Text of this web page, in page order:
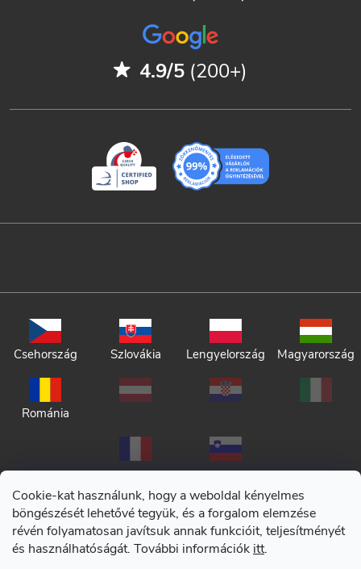
Cookie-kat használunk, hogy a weboldal kényelmes
böngészését lehetővé tegyük, és a forgalom elemzése
révén folyamatosan javítsuk annak funkcióit, teljesítményét
és használhatóságát. További információk itt.
4.9/5 (200+)
Csehország Szlovákia Lengyelország Magyarország
Románia
Adatkezelési tájékoztató
Általános szerződési feltételek